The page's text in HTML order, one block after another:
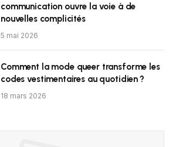
communication ouvre la voie à de
nouvelles complicités
5 mai 2026
Comment la mode queer transforme les
codes vestimentaires au quotidien ?
18 mars 2026